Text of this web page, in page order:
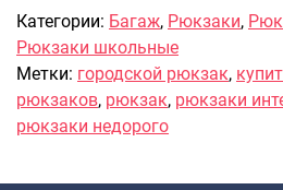
Рюкзаки
Рюкзаки
Рюкзаки
Категории: Багаж, Рюкзаки,
Рюкзаки школьные
Метки: городской рюкзак,
рюкзаков, рюкзак, рюкзаки
рюкзаки недорого